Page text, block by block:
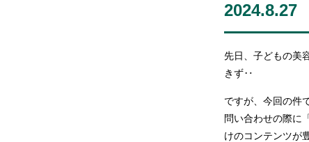
2024.8.27
先日、子どもの美
きず‥
ですが、今回の件
問い合わせの際に
けのコンテンツが